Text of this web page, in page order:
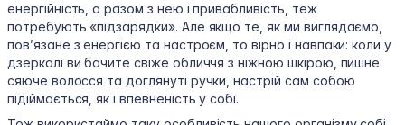
енергійність, а разом з нею і привабливість, теж
потребують «підзарядки». Але якщо те, як ми виглядаємо,
пов’язане з енергією та настроєм, то вірно і навпаки: коли у
дзеркалі ви бачите свіже обличчя з ніжною шкірою, пишне
сяюче волосся та доглянуті ручки, настрій сам собою
підіймається, як і впевненість у собі.